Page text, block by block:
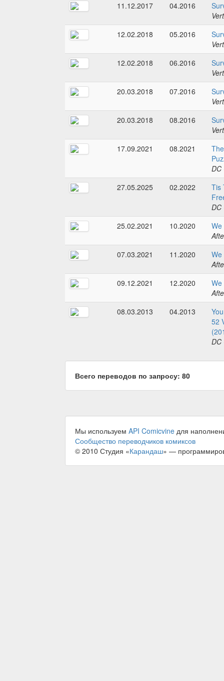
11.12.2017
04.2016
12.02.2018
05.2016
12.02.2018
06.2016
20.03.2018
07.2016
20.03.2018
08.2016
17.09.2021
08.2021
DC
27.05.2025
02.2022
Tis
DC
25.02.2021
10.2020
07.03.2021
11.2020
09.12.2021
12.2020
08.03.2013
04.2013
52
DC
Всего переводов по запросу: 80
Мы используем API Comicvine для
Сообщество переводчиков комиксов
© 2010 Студия «Карандаш» —